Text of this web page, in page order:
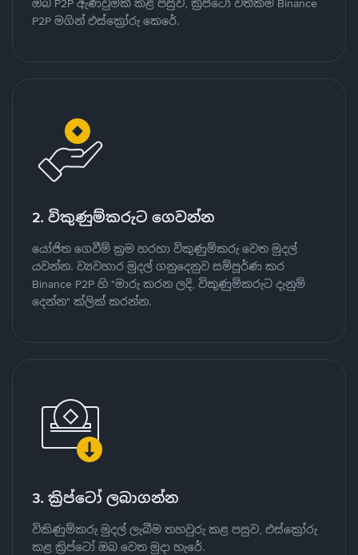
ඔබ P2P ඇණවුමක් කළ පසුව, ක්‍රිප්ටෝ වත්කම Binance
P2P මගින් එස්ක්‍රෝරු කෙරේ.
2. විකුණුම්කරුට ගෙවන්න
යෝජිත ගෙවීම් ක්‍රම හරහා විකුණුම්කරු වෙත මුදල්
යවන්න. ව්‍යවහාර මුදල් ගනුදෙනුව සම්පූර්ණ කර
Binance P2P හි "මාරු කරන ලදි, විකුණුම්කරුට දැනුම්
දෙන්න" ක්ලික් කරන්න.
3. ක්‍රිප්ටෝ ලබාගන්න
විකිණුම්කරු මුදල් ලැබීම තහවුරු කළ පසුව, එස්ක්‍රෝරු
කළ ක්‍රිප්ටෝ ඔබ වෙත මුදා හැරේ.